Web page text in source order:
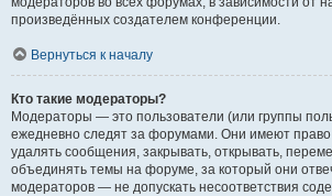
произведённых создателем конференции.
Вернуться к началу
Кто такие модераторы?
Модераторы — это пользователи (или группы
ежедневно следят за форумами. Они имеют право
удалять сообщения, закрывать, открывать,
объединять темы на форуме, за который они
модераторов — не допускать несоответствия